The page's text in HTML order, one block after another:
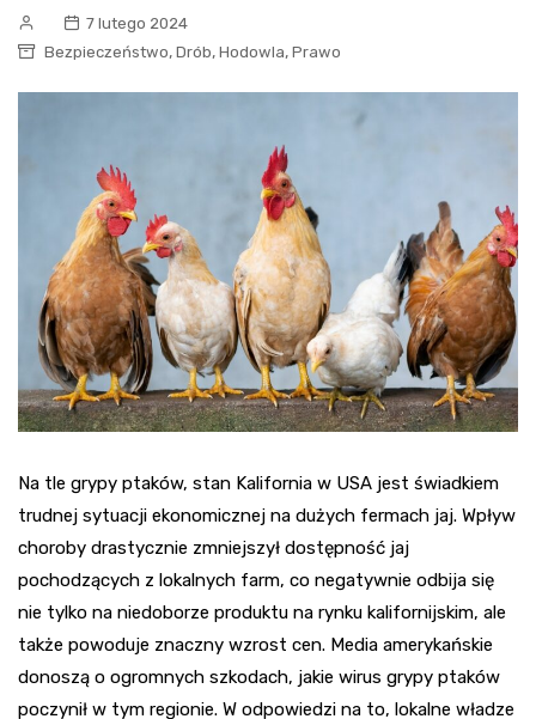
7 lutego 2024
Bezpieczeństwo, Drób, Hodowla, Prawo
Na tle grypy ptaków, stan Kalifornia w USA jest świadkiem
trudnej sytuacji ekonomicznej na dużych fermach jaj. Wpływ
choroby drastycznie zmniejszył dostępność jaj
pochodzących z lokalnych farm, co negatywnie odbija się
nie tylko na niedoborze produktu na rynku kalifornijskim, ale
także powoduje znaczny wzrost cen. Media amerykańskie
donoszą o ogromnych szkodach, jakie wirus grypy ptaków
poczynił w tym regionie. W odpowiedzi na to, lokalne władze